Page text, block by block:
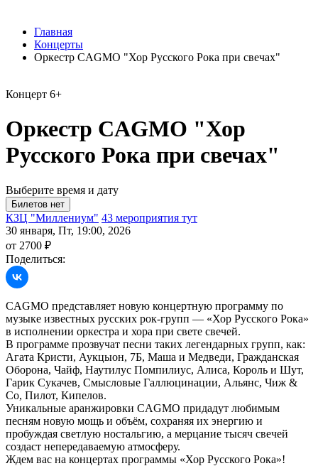
Главная
Концерты
Оркестр CAGMO "Хор Русского Рока при свечах"
Концерт 6+
Оркестр CAGMO "Хор
Русского Рока при свечах"
Выберите время и дату
КЗЦ "Миллениум" 43 мероприятия тут
30 января, Пт, 19:00, 2026
от 2700 ₽
Поделиться:
CAGMO представляет новую концертную программу по
музыке известных русских рок-групп — «Хор Русского Рока»
в исполнении оркестра и хора при свете свечей.
В программе прозвучат песни таких легендарных групп, как:
Агата Кристи, Аукцыон, 7Б, Маша и Медведи, Гражданская
Оборона, Чайф, Наутилус Помпилиус, Алиса, Король и Шут,
Гарик Сукачев, Смысловые Галлюцинации, Альянс, Чиж &
Co, Пилот, Кипелов.
Уникальные аранжировки CAGMO придадут любимым
песням новую мощь и объём, сохраняя их энергию и
пробуждая светлую ностальгию, а мерцание тысяч свечей
создаст непередаваемую атмосферу.
Ждем вас на концертах программы «Хор Русского Рока»!